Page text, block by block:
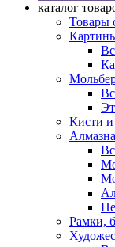
каталог
Товары
Кисти
Рамки,